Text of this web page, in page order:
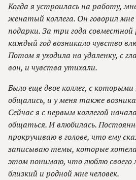
Когда я устроилась на работу,
женатый коллега. Он говорил
подарки. За три года
каждый год возникало чувство
Потом я уходила на удаленку, с
вон, и чувства утихали.
Было еще двое коллег, с
общались, и у меня также
Сейчас я с первым коллегой
общаться. И влюбилась.
прокручиваю в голове, что ему
записываю темы, которые
этом понимаю, что люблю
близкий и родной мне человек.